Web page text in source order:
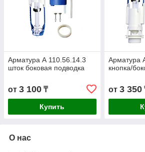
Арматура А 110.56.14.3
шток боковая подводка
от 3 100 ₸
Купить
Арматура
кнопка/
от 3 350
О нас